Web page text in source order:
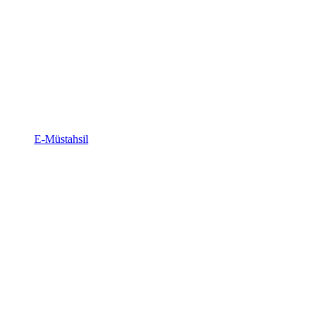
E-Müstahsil